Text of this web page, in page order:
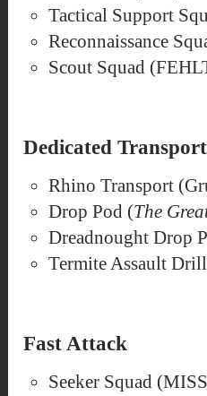
Tactical Support
Reconnaissance
Scout Squad
Dedicated
Rhino Transport
Drop Pod (The
Dreadnought Drop
Termite Assault
Fast Attack
Seeker Squad